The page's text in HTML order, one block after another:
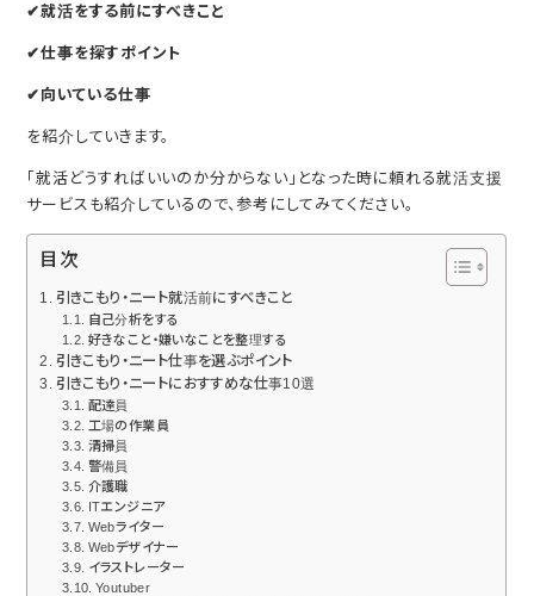
✔就活をする前にすべきこと
✔仕事を探すポイント
✔向いている仕事
を紹介していきます。
「就活どうすればいいのか分からない」となった時に頼れる就活支援
サービスも紹介しているので、参考にしてみてください。
目次
引きこもり・ニート就活前にすべきこと
自己分析をする
好きなこと・嫌いなことを整理する
引きこもり・ニート仕事を選ぶポイント
引きこもり・ニートにおすすめな仕事10選
配達員
工場の作業員
清掃員
警備員
介護職
ITエンジニア
Webライター
Webデザイナー
イラストレーター
Youtuber